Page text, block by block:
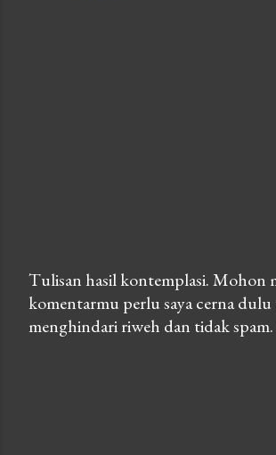
P
o
Tulisan hasil kontemplasi. Mohon
komentarmu perlu saya cerna
menghindari riweh dan tidak